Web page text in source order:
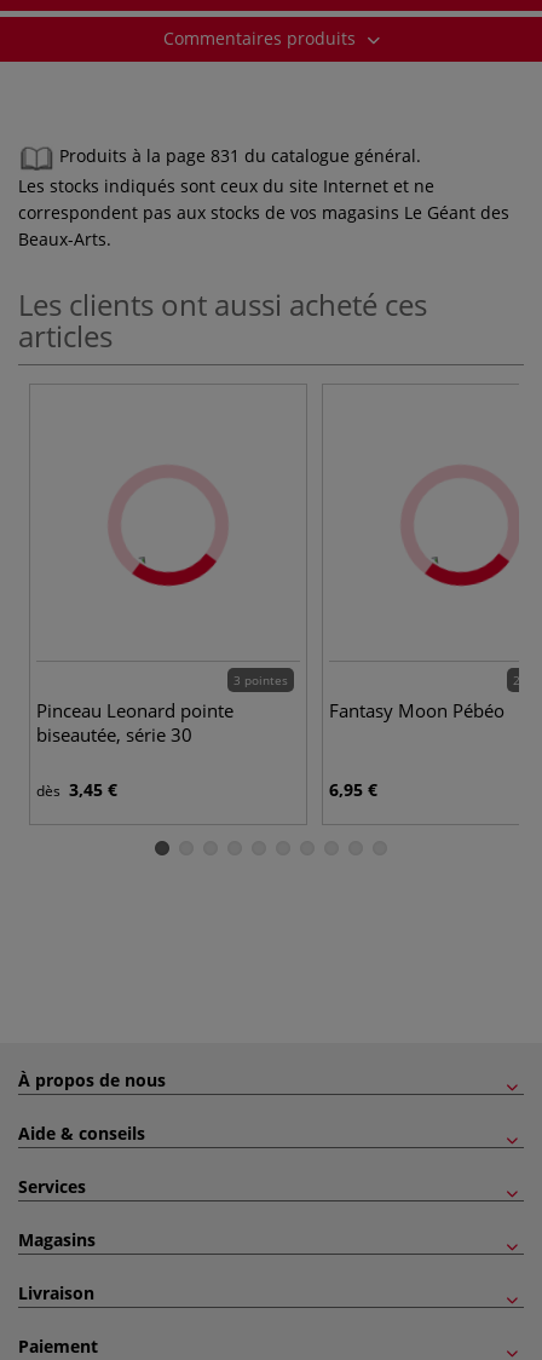
Commentaires produits
Produits à la page 831 du catalogue général.
Les stocks indiqués sont ceux du site Internet et ne
correspondent pas aux stocks de vos magasins Le Géant des
Beaux-Arts.
Les clients ont aussi acheté ces
articles
3 pointes
Pinceau Leonard pointe
biseautée, série 30
dès 3,45 €
20
Fantasy Moon Pébéo
6,95 €
À propos de nous
Aide & conseils
Services
Magasins
Livraison
Paiement